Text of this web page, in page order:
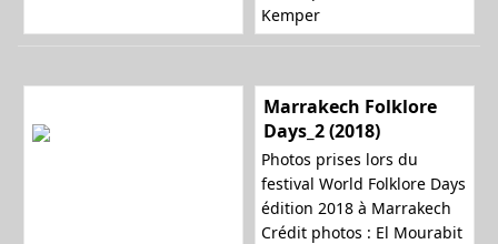
Kemper
Marrakech Folklore
Days_2 (2018)
Photos prises lors du
festival World Folklore Days
édition 2018 à Marrakech
Crédit photos : El Mourabit